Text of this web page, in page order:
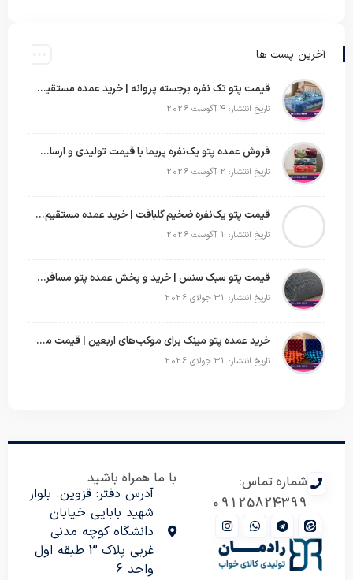
آخرین پست ها
قیمت پتو تک نفره برجسته پروانه | خرید عمده مستقیم با بهترین قیمت بازار
تاریخ انتشار: 4 آگوست 2026
فروش عمده پتو یک‌نفره پریما با قیمت تولیدی و ارسال به سراسر کشور
تاریخ انتشار: 2 آگوست 2026
قیمت پتو یک‌نفره ضخیم گلبافت | خرید عمده مستقیم با بهترین قیمت
تاریخ انتشار: 1 آگوست 2026
قیمت پتو سبک سنس | خرید و پخش عمده پتو مسافرتی Sense
تاریخ انتشار: 31 جولای 2026
خرید عمده پتو مینک برای موکب‌های اربعین | قیمت مناسب و ارسال سریع
تاریخ انتشار: 31 جولای 2026
شماره تماس:
09125824399
با ما همراه باشید
آدرس دفتر: قزوین. بلوار
شهید بابایی خیابان
دانشگاه کوچه مدنی
غربی پلاک 3 طبقه اول
واحد 6